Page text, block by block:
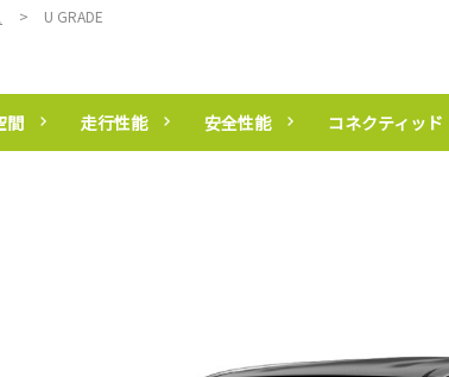
U GRADE
間 走行性能 安全性能 コネクティッド